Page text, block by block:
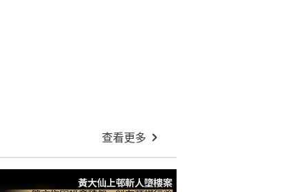
查看更多